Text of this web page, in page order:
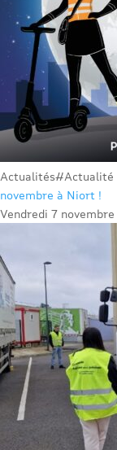
Actualités#Actualité
novembre à Niort !
Vendredi 7 novembre